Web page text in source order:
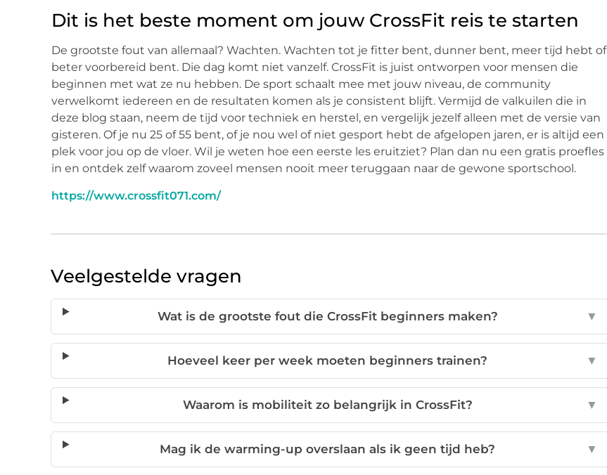
Dit is het beste moment om jouw CrossFit reis te starten
De grootste fout van allemaal? Wachten. Wachten tot je fitter bent, dunner bent, meer tijd hebt of
beter voorbereid bent. Die dag komt niet vanzelf. CrossFit is juist ontworpen voor mensen die
beginnen met wat ze nu hebben. De sport schaalt mee met jouw niveau, de community
verwelkomt iedereen en de resultaten komen als je consistent blijft. Vermijd de valkuilen die in
deze blog staan, neem de tijd voor techniek en herstel, en vergelijk jezelf alleen met de versie van
gisteren. Of je nu 25 of 55 bent, of je nou wel of niet gesport hebt de afgelopen jaren, er is altijd een
plek voor jou op de vloer. Wil je weten hoe een eerste les eruitziet? Plan dan nu een gratis proefles
in en ontdek zelf waarom zoveel mensen nooit meer teruggaan naar de gewone sportschool.
https://www.crossfit071.com/
Veelgestelde vragen
Wat is de grootste fout die CrossFit beginners maken? ▼
Hoeveel keer per week moeten beginners trainen? ▼
Waarom is mobiliteit zo belangrijk in CrossFit? ▼
Mag ik de warming-up overslaan als ik geen tijd heb? ▼